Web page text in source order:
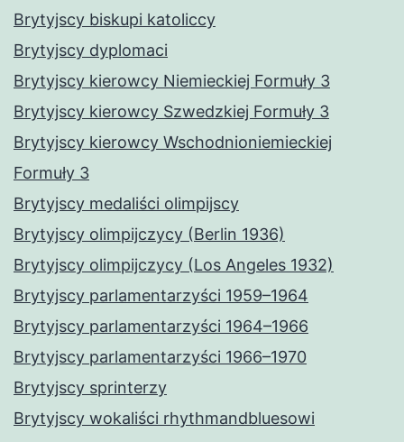
Brytyjscy biskupi katoliccy
Brytyjscy dyplomaci
Brytyjscy kierowcy Niemieckiej Formuły 3
Brytyjscy kierowcy Szwedzkiej Formuły 3
Brytyjscy kierowcy Wschodnioniemieckiej
Formuły 3
Brytyjscy medaliści olimpijscy
Brytyjscy olimpijczycy (Berlin 1936)
Brytyjscy olimpijczycy (Los Angeles 1932)
Brytyjscy parlamentarzyści 1959–1964
Brytyjscy parlamentarzyści 1964–1966
Brytyjscy parlamentarzyści 1966–1970
Brytyjscy sprinterzy
Brytyjscy wokaliści rhythmandbluesowi